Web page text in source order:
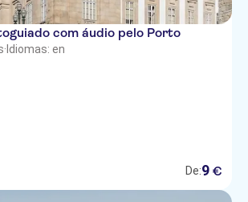
com áudio pelo Porto
· Idiomas: en
De:9 €